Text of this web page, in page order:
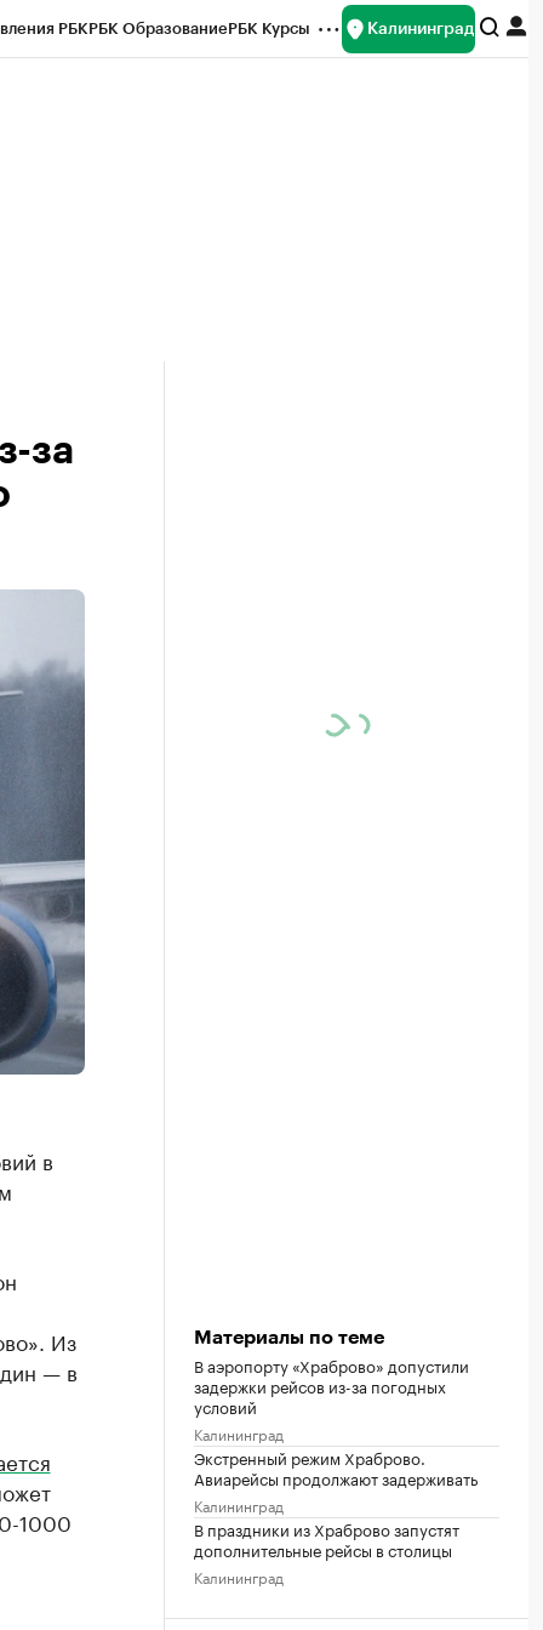
РБКРБК ОбразованиеРБК Курсы Калининград
за
в
Из
— в
1000
Материалы по теме
В аэропорту «Храброво» допустили
задержки рейсов из-за погодных
условий
Калининград
Экстренный режим Храброво.
Авиарейсы продолжают задерживать
Калининград
В праздники из Храброво запустят
дополнительные рейсы в столицы
Калининград